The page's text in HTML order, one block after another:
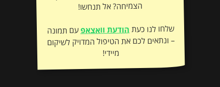
הצמיחה? אל תנחשו!
שלחו לנו כעתהודעת וואצאפעם תמונה
– ונתאים לכם את הטיפול המדויק לשיקום
מיידי!